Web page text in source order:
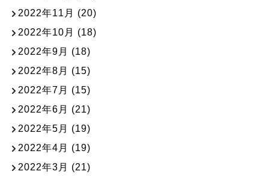
2022年11月 (20)
2022年10月 (18)
2022年9月 (18)
2022年8月 (15)
2022年7月 (15)
2022年6月 (21)
2022年5月 (19)
2022年4月 (19)
2022年3月 (21)